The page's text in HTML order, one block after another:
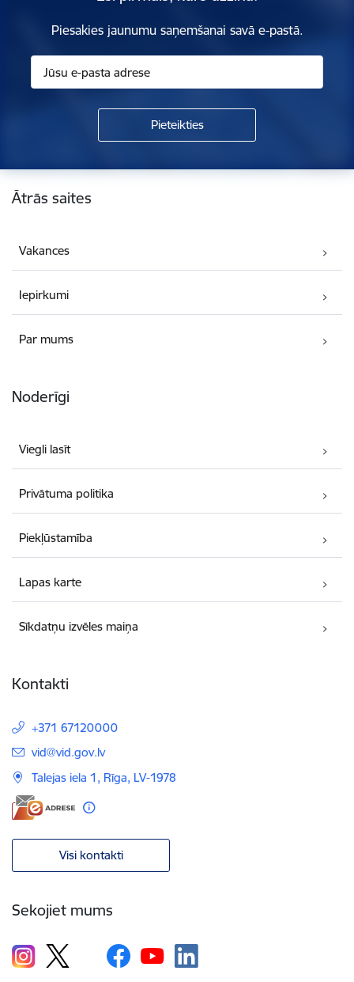
Piesakies jaunumu saņemšanai savā e-pastā.
Kājene
Ātrās saites
Vakances
Iepirkumi
Par mums
Noderīgi
Viegli lasīt
Privātuma politika
Piekļūstamība
Lapas karte
Sīkdatņu izvēles maiņa
Kontakti
+371 67120000
E-pasts:
vid@vid.gov.lv
Talejas iela 1, Rīga, LV-1978
Visi kontakti
Sekojiet mums